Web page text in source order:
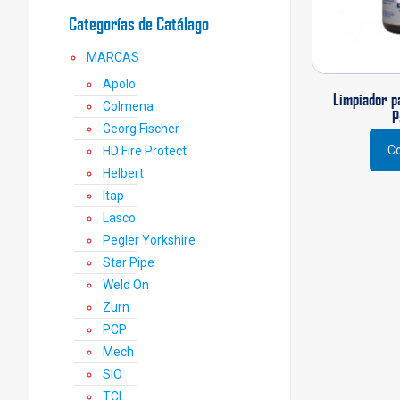
Limpiador
Este
Categorías de Catálago
MARCAS
Apolo
Colmena
Georg Fischer
HD Fire Protect
Helbert
Itap
Lasco
Pegler Yorkshire
Star Pipe
Weld On
Zurn
PCP
Mech
SIO
TCL